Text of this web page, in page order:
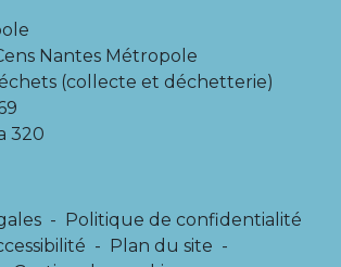
Nantes Métropole
(collecte et déchetterie)
320
- Politique de confidentialité
- Plan du site -